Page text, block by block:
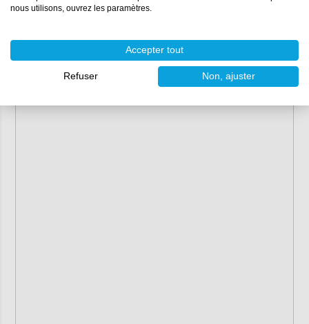
nous utilisons, ouvrez les paramètres.
Accepter tout
Refuser Non, ajuster